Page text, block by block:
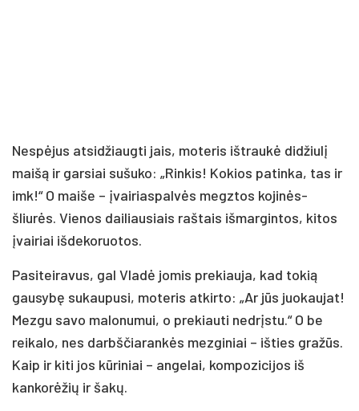
Nespėjus atsidžiaugti jais, moteris ištraukė didžiulį
maišą ir garsiai sušuko: „Rinkis! Kokios patinka, tas ir
imk!“ O maiše – įvairiaspalvės megztos kojinės-
šliurės. Vienos dailiausiais raštais išmargintos, kitos
įvairiai išdekoruotos.
Pasiteiravus, gal Vladė jomis prekiauja, kad tokią
gausybę sukaupusi, moteris atkirto: „Ar jūs juokaujat!
Mezgu savo malonumui, o prekiauti nedrįstu.“ O be
reikalo, nes darbščiarankės mezginiai – išties gražūs.
Kaip ir kiti jos kūriniai – angelai, kompozicijos iš
kankorėžių ir šakų.